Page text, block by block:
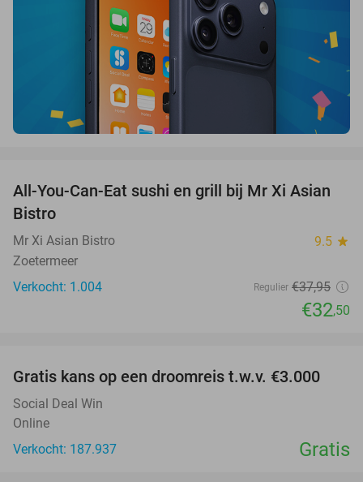
14%
All-You-Can-Eat sushi en grill bij Mr Xi Asian
Bistro
Mr Xi Asian Bistro 9.5 star
Zoetermeer
Verkocht: 1.004
Regulier €37,95
€32,50
Gratis kans op een droomreis t.w.v. €3.000
Social Deal Win
Online
Verkocht: 187.937
Gratis